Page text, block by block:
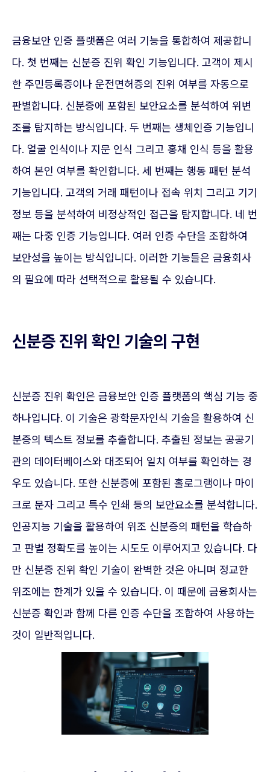
금융보안 인증 플랫폼은 여러 기능을 통합하여 제공합니
다. 첫 번째는 신분증 진위 확인 기능입니다. 고객이 제시
한 주민등록증이나 운전면허증의 진위 여부를 자동으로
판별합니다. 신분증에 포함된 보안요소를 분석하여 위변
조를 탐지하는 방식입니다. 두 번째는 생체인증 기능입니
다. 얼굴 인식이나 지문 인식 그리고 홍채 인식 등을 활용
하여 본인 여부를 확인합니다. 세 번째는 행동 패턴 분석
기능입니다. 고객의 거래 패턴이나 접속 위치 그리고 기기
정보 등을 분석하여 비정상적인 접근을 탐지합니다. 네 번
째는 다중 인증 기능입니다. 여러 인증 수단을 조합하여
보안성을 높이는 방식입니다. 이러한 기능들은 금융회사
의 필요에 따라 선택적으로 활용될 수 있습니다.
신분증 진위 확인 기술의 구현
신분증 진위 확인은 금융보안 인증 플랫폼의 핵심 기능 중
하나입니다. 이 기술은 광학문자인식 기술을 활용하여 신
분증의 텍스트 정보를 추출합니다. 추출된 정보는 공공기
관의 데이터베이스와 대조되어 일치 여부를 확인하는 경
우도 있습니다. 또한 신분증에 포함된 홀로그램이나 마이
크로 문자 그리고 특수 인쇄 등의 보안요소를 분석합니다.
인공지능 기술을 활용하여 위조 신분증의 패턴을 학습하
고 판별 정확도를 높이는 시도도 이루어지고 있습니다. 다
만 신분증 진위 확인 기술이 완벽한 것은 아니며 정교한
위조에는 한계가 있을 수 있습니다. 이 때문에 금융회사는
신분증 확인과 함께 다른 인증 수단을 조합하여 사용하는
것이 일반적입니다.